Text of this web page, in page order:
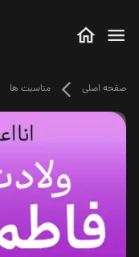
صفحه اصلی مناسبت ها